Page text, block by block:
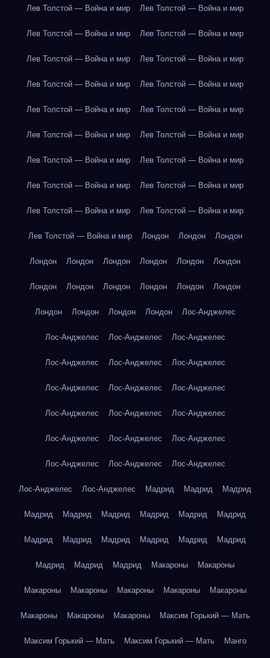
Лев Толстой — Война и мир Лев Толстой — Война и мир
Лев Толстой — Война и мир Лев Толстой — Война и мир
Лев Толстой — Война и мир Лев Толстой — Война и мир
Лев Толстой — Война и мир Лев Толстой — Война и мир
Лев Толстой — Война и мир Лев Толстой — Война и мир
Лев Толстой — Война и мир Лев Толстой — Война и мир
Лев Толстой — Война и мир Лев Толстой — Война и мир
Лев Толстой — Война и мир Лев Толстой — Война и мир
Лев Толстой — Война и мир Лев Толстой — Война и мир
Лев Толстой — Война и мир Лондон Лондон Лондон
Лондон Лондон Лондон Лондон Лондон Лондон
Лондон Лондон Лондон Лондон Лондон Лондон
Лондон Лондон Лондон Лондон Лос-Анджелес
Лос-Анджелес Лос-Анджелес Лос-Анджелес
Лос-Анджелес Лос-Анджелес Лос-Анджелес
Лос-Анджелес Лос-Анджелес Лос-Анджелес
Лос-Анджелес Лос-Анджелес Лос-Анджелес
Лос-Анджелес Лос-Анджелес Лос-Анджелес
Лос-Анджелес Лос-Анджелес Лос-Анджелес
Лос-Анджелес Лос-Анджелес Мадрид Мадрид Мадрид
Мадрид Мадрид Мадрид Мадрид Мадрид Мадрид
Мадрид Мадрид Мадрид Мадрид Мадрид Мадрид
Мадрид Мадрид Мадрид Макароны Макароны
Макароны Макароны Макароны Макароны Макароны
Макароны Макароны Макароны Максим Горький — Мать
Максим Горький — Мать Максим Горький — Мать Манго